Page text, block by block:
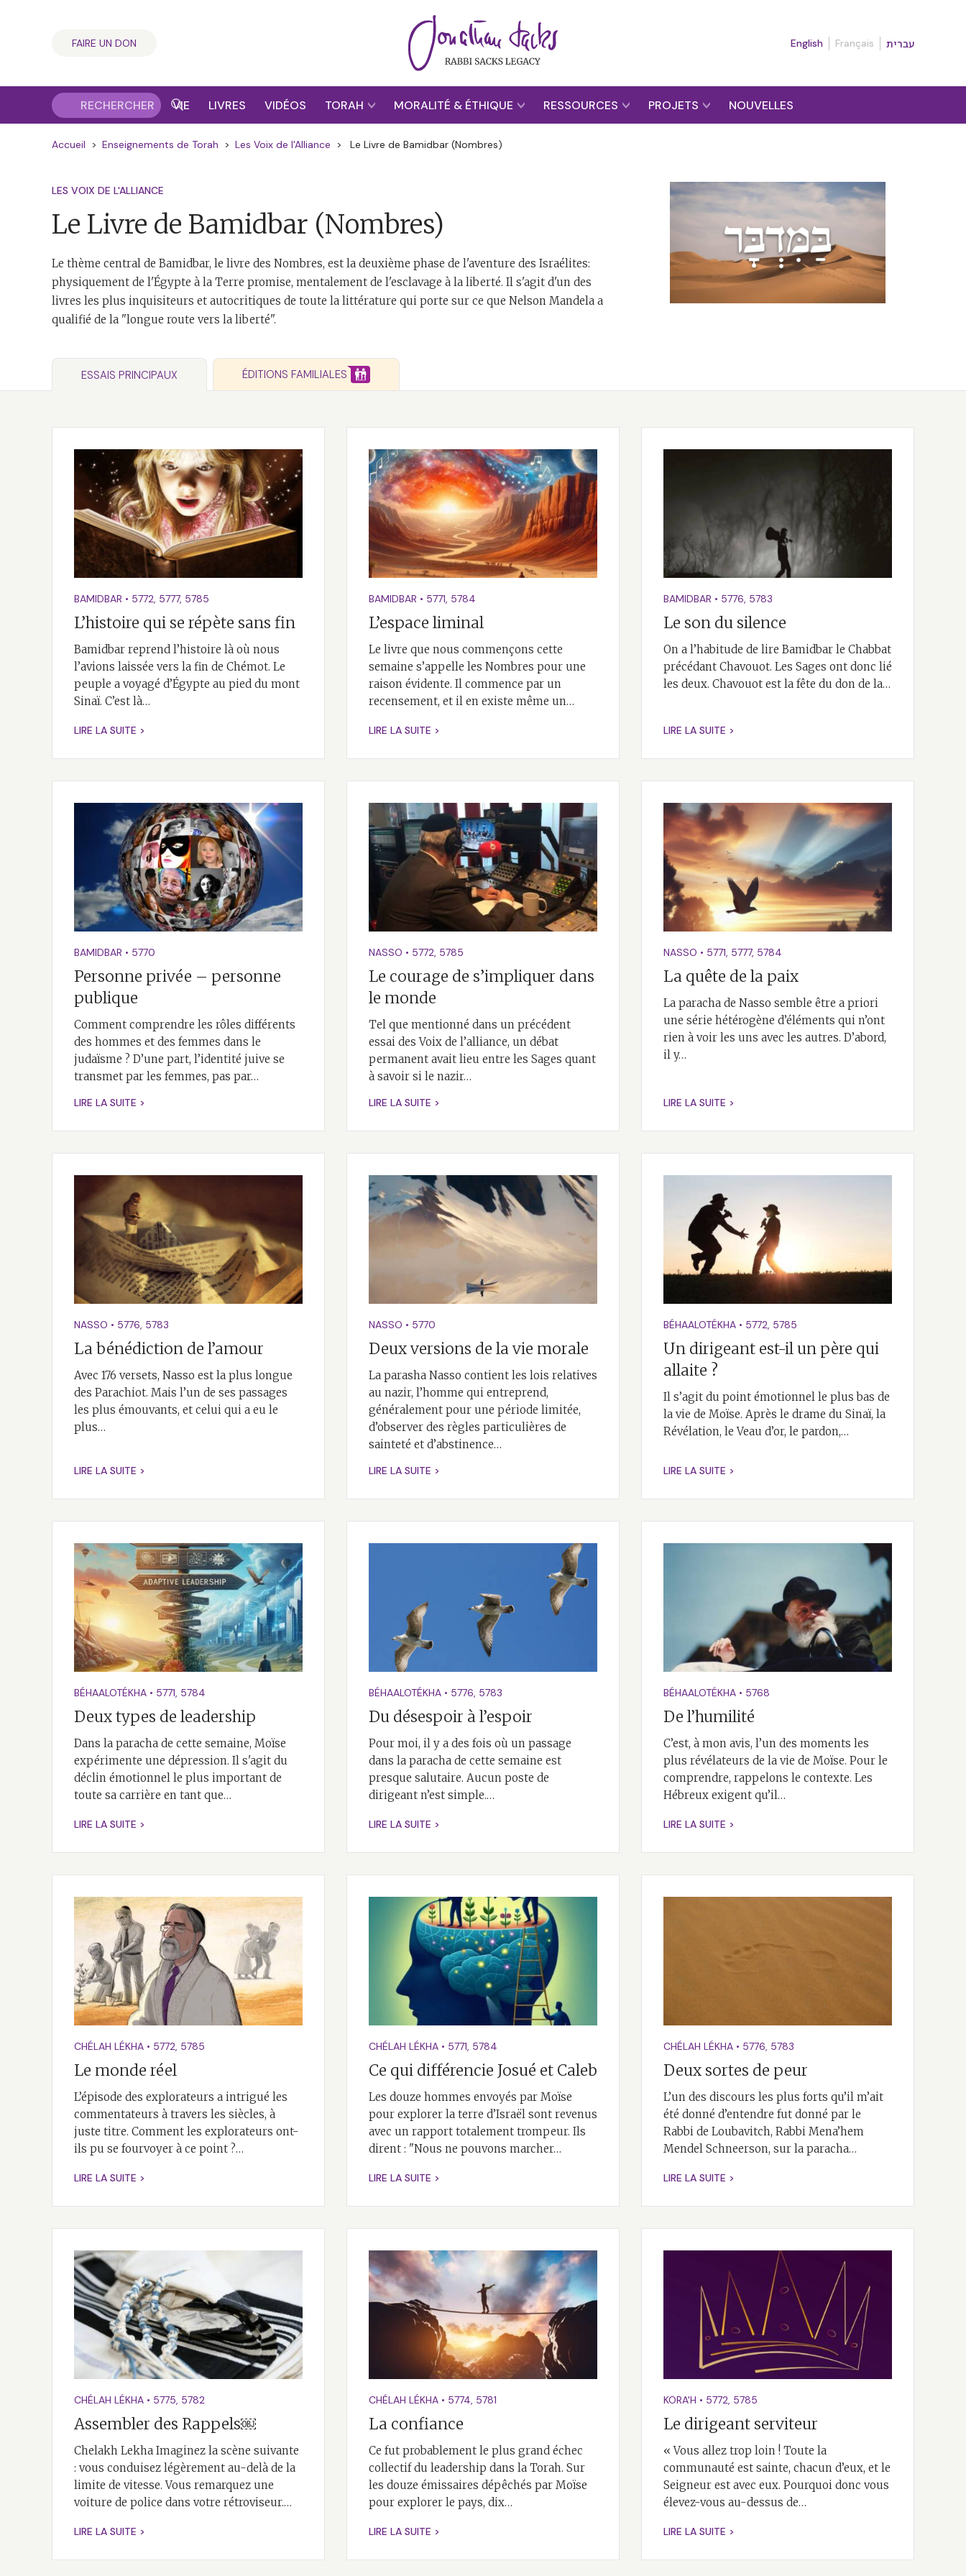
FAIRE UN DON English Français עברית
VIE LIVRES VIDÉOS TORAH MORALITÉ & ÉTHIQUE RESSOURCES PROJETS NOUVELLES
Accueil > Enseignements de Torah > Les Voix de l'Alliance > Le Livre de Bamidbar (Nombres)
LES VOIX DE L'ALLIANCE
Le Livre de Bamidbar (Nombres)
Le thème central de Bamidbar, le livre des Nombres, est la deuxième phase de l'aventure des Israélites:
physiquement de l'Égypte à la Terre promise, mentalement de l'esclavage à la liberté. Il s'agit d'un des
livres les plus inquisiteurs et autocritiques de toute la littérature qui porte sur ce que Nelson Mandela a
qualifié de la "longue route vers la liberté".
ESSAIS PRINCIPAUX ÉDITIONS FAMILIALES
BAMIDBAR • 5772, 5777, 5785
L’histoire qui se répète sans fin
Bamidbar reprend l’histoire là où nous
l’avions laissée vers la fin de Chémot. Le
peuple a voyagé d’Égypte au pied du mont
Sinaï. C’est là…
LIRE LA SUITE >
BAMIDBAR • 5771, 5784
L’espace liminal
Le livre que nous commençons cette
semaine s’appelle les Nombres pour une
raison évidente. Il commence par un
recensement, et il en existe même un…
LIRE LA SUITE >
BAMIDBAR • 5776, 5783
Le son du silence
On a l’habitude de lire Bamidbar le Chabbat
précédant Chavouot. Les Sages ont donc lié
les deux. Chavouot est la fête du don de la…
LIRE LA SUITE >
BAMIDBAR • 5770
Personne privée – personne
publique
Comment comprendre les rôles différents
des hommes et des femmes dans le
judaïsme ? D’une part, l’identité juive se
transmet par les femmes, pas par…
LIRE LA SUITE >
NASSO • 5772, 5785
Le courage de s’impliquer dans
le monde
Tel que mentionné dans un précédent
essai des Voix de l’alliance, un débat
permanent avait lieu entre les Sages quant
à savoir si le nazir…
LIRE LA SUITE >
NASSO • 5771, 5777, 5784
La quête de la paix
La paracha de Nasso semble être a priori
une série hétérogène d’éléments qui n’ont
rien à voir les uns avec les autres. D’abord,
il y…
LIRE LA SUITE >
NASSO • 5776, 5783
La bénédiction de l’amour
Avec 176 versets, Nasso est la plus longue
des Parachiot. Mais l’un de ses passages
les plus émouvants, et celui qui a eu le
plus…
LIRE LA SUITE >
NASSO • 5770
Deux versions de la vie morale
La parasha Nasso contient les lois relatives
au nazir, l’homme qui entreprend,
généralement pour une période limitée,
d’observer des règles particulières de
sainteté et d’abstinence…
LIRE LA SUITE >
BÉHAALOTÉKHA • 5772, 5785
Un dirigeant est-il un père qui
allaite ?
Il s’agit du point émotionnel le plus bas de
la vie de Moïse. Après le drame du Sinaï, la
Révélation, le Veau d’or, le pardon,…
LIRE LA SUITE >
BÉHAALOTÉKHA • 5771, 5784
Deux types de leadership
Dans la paracha de cette semaine, Moïse
expérimente une dépression. Il s'agit du
déclin émotionnel le plus important de
toute sa carrière en tant que…
LIRE LA SUITE >
BÉHAALOTÉKHA • 5776, 5783
Du désespoir à l’espoir
Pour moi, il y a des fois où un passage
dans la paracha de cette semaine est
presque salutaire. Aucun poste de
dirigeant n’est simple.…
LIRE LA SUITE >
BÉHAALOTÉKHA • 5768
De l’humilité
C’est, à mon avis, l’un des moments les
plus révélateurs de la vie de Moïse. Pour le
comprendre, rappelons le contexte. Les
Hébreux exigent qu’il…
LIRE LA SUITE >
CHÉLAH LÉKHA • 5772, 5785
Le monde réel
L’épisode des explorateurs a intrigué les
commentateurs à travers les siècles, à
juste titre. Comment les explorateurs ont-
ils pu se fourvoyer à ce point ?…
LIRE LA SUITE >
CHÉLAH LÉKHA • 5771, 5784
Ce qui différencie Josué et Caleb
Les douze hommes envoyés par Moïse
pour explorer la terre d’Israël sont revenus
avec un rapport totalement trompeur. Ils
dirent : "Nous ne pouvons marcher…
LIRE LA SUITE >
CHÉLAH LÉKHA • 5776, 5783
Deux sortes de peur
L’un des discours les plus forts qu’il m’ait
été donné d’entendre fut donné par le
Rabbi de Loubavitch, Rabbi Mena’hem
Mendel Schneerson, sur la paracha…
LIRE LA SUITE >
CHÉLAH LÉKHA • 5775, 5782
Assembler des Rappels￼
Chelakh Lekha Imaginez la scène suivante
: vous conduisez légèrement au-delà de la
limite de vitesse. Vous remarquez une
voiture de police dans votre rétroviseur.…
LIRE LA SUITE >
CHÉLAH LÉKHA • 5774, 5781
La confiance
Ce fut probablement le plus grand échec
collectif du leadership dans la Torah. Sur
les douze émissaires dépêchés par Moïse
pour explorer le pays, dix…
LIRE LA SUITE >
KORA'H • 5772, 5785
Le dirigeant serviteur
« Vous allez trop loin ! Toute la
communauté est sainte, chacun d’eux, et le
Seigneur est avec eux. Pourquoi donc vous
élevez-vous au-dessus de…
LIRE LA SUITE >